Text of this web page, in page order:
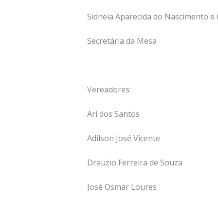
Sidnéia Aparecida do Nascimento e
Secretária da Mesa
Vereadores:
Ari dos Santos
Adilson José Vicente
Drauzio Ferreira de Souza
José Osmar Loures